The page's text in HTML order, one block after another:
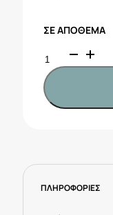
ΣΕ ΑΠΌΘΕΜΑ
Chicco
Βρεφικός
Μασητικός
Κρίκος
Οδοντοφυΐας
Μηνών
ΠΛΗΡΟΦΟΡΙΕΣ